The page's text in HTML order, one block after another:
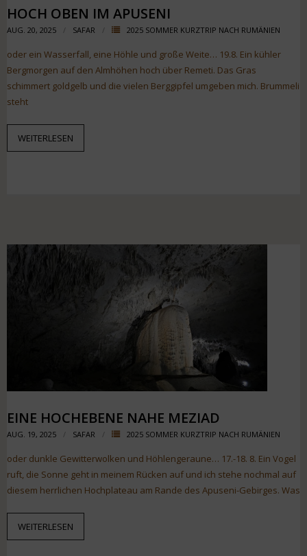
Datenschutz
HOCH OBEN IM APUSENI
AUG. 20, 2025 SAFAR 2025 SOMMER KURZTRIP NACH RUMÄNIEN
oder ein Wasserfall, eine Höhle und große Weite… 19.8. Ein kühler
Bergmorgen auf den Almhöhen hoch über Remeti. Das Gras
schimmert goldgelb und die vielen Berggipfel umgeben mich. Brummeli
steht
WEITERLESEN
EINE HOCHEBENE NAHE MEZIAD
AUG. 19, 2025 SAFAR 2025 SOMMER KURZTRIP NACH RUMÄNIEN
oder dunkle Gewitterwolken und Höhlengeraune… 17.-18. 8. Ein Vogel
ruft, die Sonne geht in meinem Rücken auf und ich stehe nochmal auf
diesem herrlichen Hochplateau am Rande des Apuseni-Gebirges. Was
WEITERLESEN